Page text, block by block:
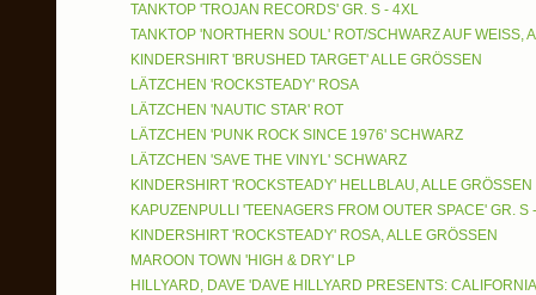
TANKTOP 'TROJAN RECORDS' GR. S - 4XL
TANKTOP 'NORTHERN SOUL' ROT/SCHWARZ AUF WEISS,
KINDERSHIRT 'BRUSHED TARGET' ALLE GRÖSSEN
LÄTZCHEN 'ROCKSTEADY' ROSA
LÄTZCHEN 'NAUTIC STAR' ROT
LÄTZCHEN 'PUNK ROCK SINCE 1976' SCHWARZ
LÄTZCHEN 'SAVE THE VINYL' SCHWARZ
KINDERSHIRT 'ROCKSTEADY' HELLBLAU, ALLE GRÖSSEN
KAPUZENPULLI 'TEENAGERS FROM OUTER SPACE' GR. S
KINDERSHIRT 'ROCKSTEADY' ROSA, ALLE GRÖSSEN
MAROON TOWN 'HIGH & DRY' LP
HILLYARD, DAVE 'DAVE HILLYARD PRESENTS: